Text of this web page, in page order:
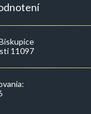
11097